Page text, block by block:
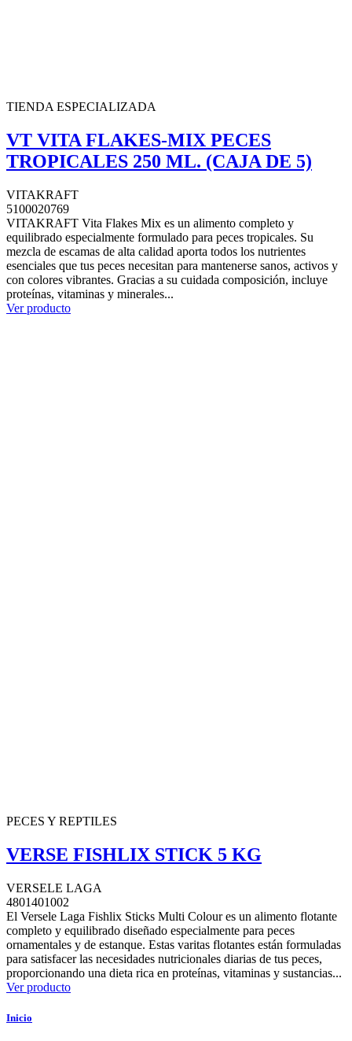
TIENDA ESPECIALIZADA
VT VITA FLAKES-MIX PECES
TROPICALES 250 ML. (CAJA DE 5)
VITAKRAFT
5100020769
VITAKRAFT Vita Flakes Mix es un alimento completo y
equilibrado especialmente formulado para peces tropicales. Su
mezcla de escamas de alta calidad aporta todos los nutrientes
esenciales que tus peces necesitan para mantenerse sanos, activos y
con colores vibrantes. Gracias a su cuidada composición, incluye
proteínas, vitaminas y minerales...
Ver producto
PECES Y REPTILES
VERSE FISHLIX STICK 5 KG
VERSELE LAGA
4801401002
El Versele Laga Fishlix Sticks Multi Colour es un alimento flotante
completo y equilibrado diseñado especialmente para peces
ornamentales y de estanque. Estas varitas flotantes están formuladas
para satisfacer las necesidades nutricionales diarias de tus peces,
proporcionando una dieta rica en proteínas, vitaminas y sustancias...
Ver producto
Inicio